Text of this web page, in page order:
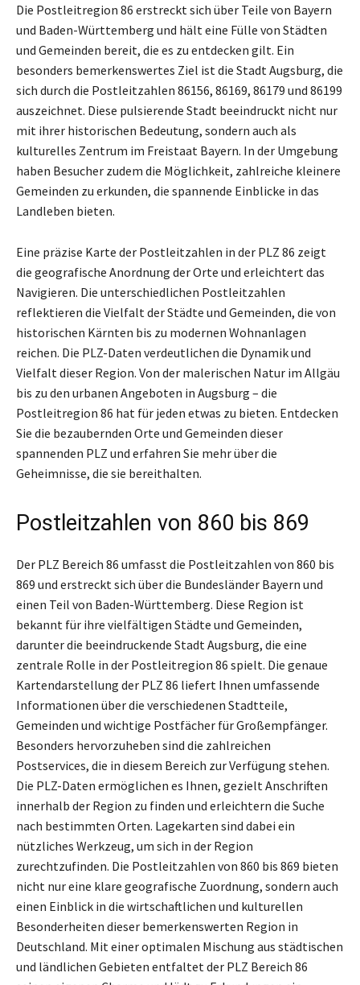
Die Postleitregion 86 erstreckt sich über Teile von Bayern
und Baden-Württemberg und hält eine Fülle von Städten
und Gemeinden bereit, die es zu entdecken gilt. Ein
besonders bemerkenswertes Ziel ist die Stadt Augsburg, die
sich durch die Postleitzahlen 86156, 86169, 86179 und 86199
auszeichnet. Diese pulsierende Stadt beeindruckt nicht nur
mit ihrer historischen Bedeutung, sondern auch als
kulturelles Zentrum im Freistaat Bayern. In der Umgebung
haben Besucher zudem die Möglichkeit, zahlreiche kleinere
Gemeinden zu erkunden, die spannende Einblicke in das
Landleben bieten.
Eine präzise Karte der Postleitzahlen in der PLZ 86 zeigt
die geografische Anordnung der Orte und erleichtert das
Navigieren. Die unterschiedlichen Postleitzahlen
reflektieren die Vielfalt der Städte und Gemeinden, die von
historischen Kärnten bis zu modernen Wohnanlagen
reichen. Die PLZ-Daten verdeutlichen die Dynamik und
Vielfalt dieser Region. Von der malerischen Natur im Allgäu
bis zu den urbanen Angeboten in Augsburg – die
Postleitregion 86 hat für jeden etwas zu bieten. Entdecken
Sie die bezaubernden Orte und Gemeinden dieser
spannenden PLZ und erfahren Sie mehr über die
Geheimnisse, die sie bereithalten.
Postleitzahlen von 860 bis 869
Der PLZ Bereich 86 umfasst die Postleitzahlen von 860 bis
869 und erstreckt sich über die Bundesländer Bayern und
einen Teil von Baden-Württemberg. Diese Region ist
bekannt für ihre vielfältigen Städte und Gemeinden,
darunter die beeindruckende Stadt Augsburg, die eine
zentrale Rolle in der Postleitregion 86 spielt. Die genaue
Kartendarstellung der PLZ 86 liefert Ihnen umfassende
Informationen über die verschiedenen Stadtteile,
Gemeinden und wichtige Postfächer für Großempfänger.
Besonders hervorzuheben sind die zahlreichen
Postservices, die in diesem Bereich zur Verfügung stehen.
Die PLZ-Daten ermöglichen es Ihnen, gezielt Anschriften
innerhalb der Region zu finden und erleichtern die Suche
nach bestimmten Orten. Lagekarten sind dabei ein
nützliches Werkzeug, um sich in der Region
zurechtzufinden. Die Postleitzahlen von 860 bis 869 bieten
nicht nur eine klare geografische Zuordnung, sondern auch
einen Einblick in die wirtschaftlichen und kulturellen
Besonderheiten dieser bemerkenswerten Region in
Deutschland. Mit einer optimalen Mischung aus städtischen
und ländlichen Gebieten entfaltet der PLZ Bereich 86